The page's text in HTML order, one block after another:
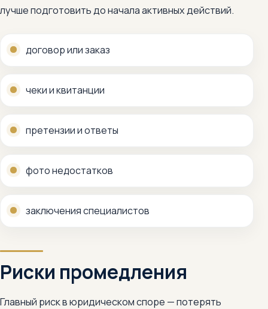
лучше подготовить до начала активных действий.
договор или заказ
чеки и квитанции
претензии и ответы
фото недостатков
заключения специалистов
Риски промедления
Главный риск в юридическом споре — потерять